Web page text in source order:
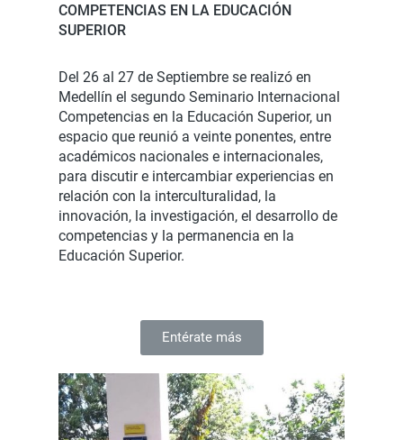
COMPETENCIAS EN LA EDUCACIÓN
SUPERIOR
Del 26 al 27 de Septiembre se realizó en
Medellín el segundo Seminario Internacional
Competencias en la Educación Superior, un
espacio que reunió a veinte ponentes, entre
académicos nacionales e internacionales,
para discutir e intercambiar experiencias en
relación con la interculturalidad, la
innovación, la investigación, el desarrollo de
competencias y la permanencia en la
Educación Superior.
Entérate más